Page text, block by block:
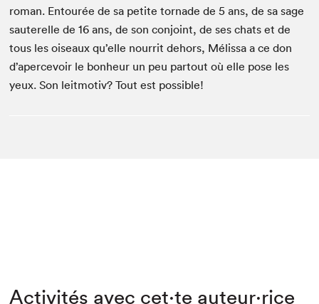
roman. Entourée de sa petite tornade de 5 ans, de sa sage
sauterelle de 16 ans, de son conjoint, de ses chats et de
tous les oiseaux qu’elle nourrit dehors, Mélissa a ce don
d’apercevoir le bonheur un peu partout où elle pose les
yeux. Son leitmotiv? Tout est possible!
Activités avec cet·te auteur·rice